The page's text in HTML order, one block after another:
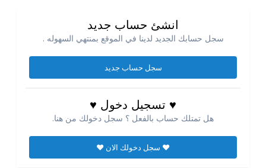
انشئ حساب جديد
سجل حسابك الجديد لدينا في الموقع بمنتهي السهوله .
سجل حساب جديد
♥ تسجيل دخول ♥
هل تمتلك حساب بالفعل ؟ سجل دخولك من هنا.
♥ سجل دخولك الان ♥